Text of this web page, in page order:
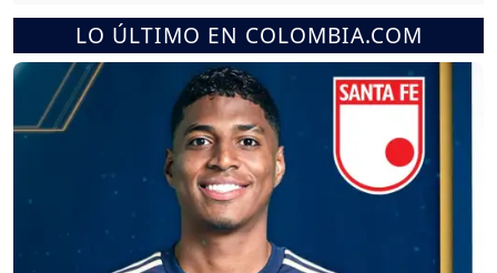
LO ÚLTIMO EN COLOMBIA.COM